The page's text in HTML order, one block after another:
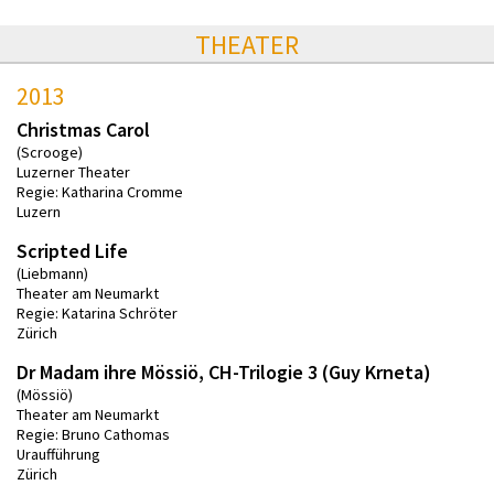
THEATER
2013
Christmas Carol
(Scrooge)
Luzerner Theater
Regie: Katharina Cromme
Luzern
Scripted Life
(Liebmann)
Theater am Neumarkt
Regie: Katarina Schröter
Zürich
Dr Madam ihre Mössiö, CH-Trilogie 3 (Guy Krneta)
(Mössiö)
Theater am Neumarkt
Regie: Bruno Cathomas
Uraufführung
Zürich